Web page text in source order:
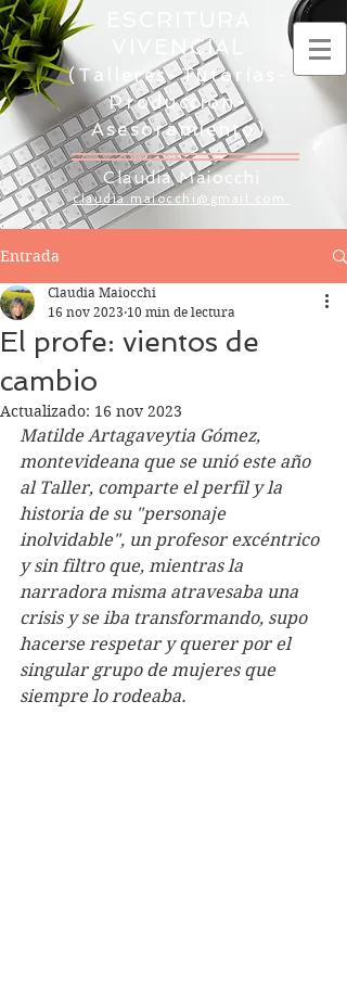
VIVENCIAL
(Talleres-Tutorías-
Producción-
Asesoramiento)
Claudia Maiocchi
claudia.maiocchi@gmail.com
Entrada
El profe: vientos de
cambio
Claudia Maiocchi
16 nov 2023 10 min de lectura
Actualizado: 16 nov 2023
Matilde Artagaveytia Gómez,
montevideana que se unió este año
al Taller, comparte el perfil y la
historia de su "personaje
inolvidable", un profesor excéntrico
y sin filtro que, mientras la
narradora misma atravesaba una
crisis y se iba transformando, supo
hacerse respetar y querer por el
singular grupo de mujeres que
siempre lo rodeaba.